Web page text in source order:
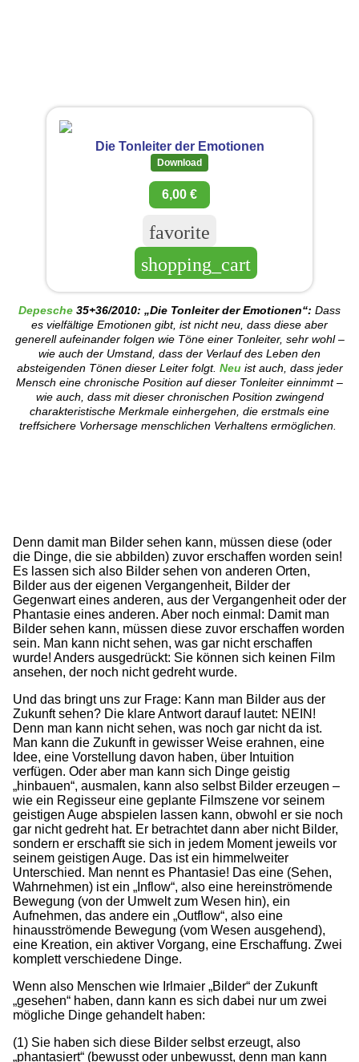
Die Tonleiter der Emotionen
Download
6,00 €
favorite
shopping_cart
Depesche 35+36/2010: „Die Tonleiter der Emotionen“: Dass
es vielfältige Emotionen gibt, ist nicht neu, dass diese aber
generell aufeinander folgen wie Töne einer Tonleiter, sehr wohl –
wie auch der Umstand, dass der Verlauf des Leben den
absteigenden Tönen dieser Leiter folgt. Neu ist auch, dass jeder
Mensch eine chronische Position auf dieser Tonleiter einnimmt –
wie auch, dass mit dieser chronischen Position zwingend
charakteristische Merkmale einhergehen, die erstmals eine
treffsichere Vorhersage menschlichen Verhaltens ermöglichen.
Denn damit man Bilder sehen kann, müssen diese (oder
die Dinge, die sie abbilden) zuvor erschaffen worden sein!
Es lassen sich also Bilder sehen von anderen Orten,
Bilder aus der eigenen Vergangenheit, Bilder der
Gegenwart eines anderen, aus der Vergangenheit oder der
Phantasie eines anderen. Aber noch einmal: Damit man
Bilder sehen kann, müssen diese zuvor erschaffen worden
sein. Man kann nicht sehen, was gar nicht erschaffen
wurde! Anders ausgedrückt: Sie können sich keinen Film
ansehen, der noch nicht gedreht wurde.
Und das bringt uns zur Frage: Kann man Bilder aus der
Zukunft sehen? Die klare Antwort darauf lautet: NEIN!
Denn man kann nicht sehen, was noch gar nicht da ist.
Man kann die Zukunft in gewisser Weise erahnen, eine
Idee, eine Vorstellung davon haben, über Intuition
verfügen. Oder aber man kann sich Dinge geistig
„hinbauen“, ausmalen, kann also selbst Bilder erzeugen –
wie ein Regisseur eine geplante Filmszene vor seinem
geistigen Auge abspielen lassen kann, obwohl er sie noch
gar nicht gedreht hat. Er betrachtet dann aber nicht Bilder,
sondern er erschafft sie sich in jedem Moment jeweils vor
seinem geistigen Auge. Das ist ein himmelweiter
Unterschied. Man nennt es Phantasie! Das eine (Sehen,
Wahrnehmen) ist ein „Inflow“, also eine hereinströmende
Bewegung (von der Umwelt zum Wesen hin), ein
Aufnehmen, das andere ein „Outflow“, also eine
hinausströmende Bewegung (vom Wesen ausgehend),
eine Kreation, ein aktiver Vorgang, eine Erschaffung. Zwei
komplett verschiedene Dinge.
Wenn also Menschen wie Irlmaier „Bilder“ der Zukunft
„gesehen“ haben, dann kann es sich dabei nur um zwei
mögliche Dinge gehandelt haben:
(1) Sie haben sich diese Bilder selbst erzeugt, also
„phantasiert“ (bewusst oder unbewusst, denn man kann